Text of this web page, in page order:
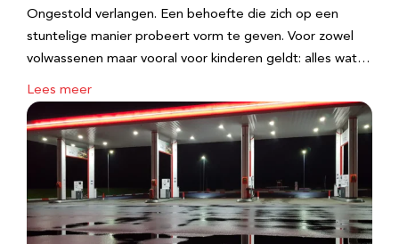
Ongestold verlangen. Een behoefte die zich op een
stuntelige manier probeert vorm te geven. Voor zowel
volwassenen maar vooral voor kinderen geldt: alles wat…
Lees meer